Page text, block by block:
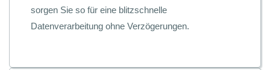
sorgen Sie so für eine blitzschnelle
Datenverarbeitung ohne Verzögerungen.